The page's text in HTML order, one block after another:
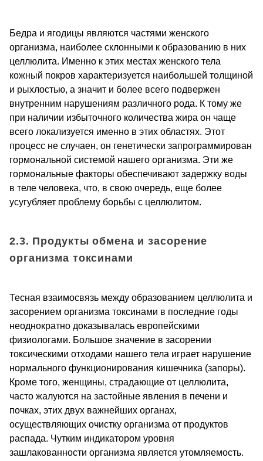
Бедра и ягодицы являются частями женского
организма, наиболее склонными к образованию в них
целлюлита. Именно к этих местах женского тела
кожный покров характеризуется наибольшей толщиной
и рыхлостью, а значит и более всего подвержен
внутренним нарушениям различного рода. К тому же
при наличии избыточного количества жира он чаще
всего локализуется именно в этих областях. Этот
процесс не случаен, он генетически запрограммирован
гормональной системой нашего организма. Эти же
гормональные факторы обеспечивают задержку воды
в теле человека, что, в свою очередь, еще более
усугубляет проблему борьбы с целлюлитом.
2.3. Продукты обмена и засорение
организма токсинами
Тесная взаимосвязь между образованием целлюлита и
засорением организма токсинами в последние годы
неоднократно доказывалась европейскими
физиологами. Большое значение в засорении
токсическими отходами нашего тела играет нарушение
нормального функционирования кишечника (запоры).
Кроме того, женщины, страдающие от целлюлита,
часто жалуются на застойные явления в печени и
почках, этих двух важнейших органах,
осуществляющих очистку организма от продуктов
распада. Чутким индикатором уровня
зашлакованности организма является утомляемость.